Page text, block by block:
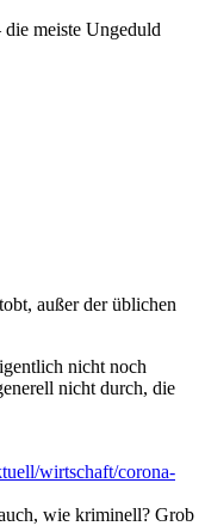
meiste Ungeduld
außer der üblichen
nicht noch
nicht durch, die
wirtschaft/corona-
wie kriminell? Grob